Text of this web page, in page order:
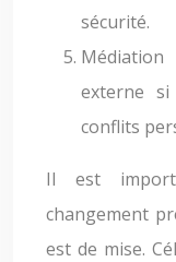
sécurité.
externe
conflits
Il est
changement
est de mise.